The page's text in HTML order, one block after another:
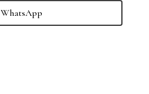
WhatsApp